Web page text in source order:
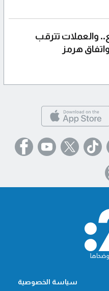
والعملات تترقب
هرمز
سياسة الخصوصية